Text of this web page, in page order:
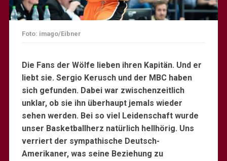
Foto: imago/Eibner
Die Fans der Wölfe lieben ihren Kapitän. Und er
liebt sie. Sergio Kerusch und der MBC haben
sich gefunden. Dabei war zwischenzeitlich
unklar, ob sie ihn überhaupt jemals wieder
sehen werden. Bei so viel Leidenschaft wurde
unser Basketballherz natürlich hellhörig. Uns
verriert der sympathische Deutsch-
Amerikaner, was seine Beziehung zu